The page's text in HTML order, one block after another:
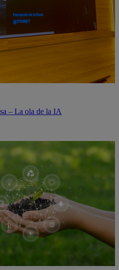
– La ola de la IA